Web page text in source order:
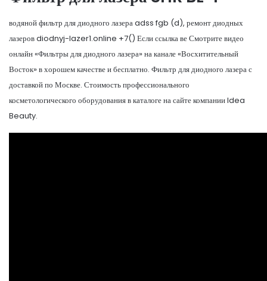
водяной фильтр для диодного лазера adss fgb (d), ремонт диодных
лазеров diodnyj-lazer1.online +7() Если ссылка ве Смотрите видео
онлайн «Фильтры для диодного лазера» на канале «Восхитительный
Восток» в хорошем качестве и бесплатно. Фильтр для диодного лазера с
доставкой по Москве. Стоимость профессионального
косметологического оборудования в каталоге на сайте компании Idea
Beauty.